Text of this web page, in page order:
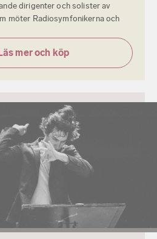
dirigenter och solister av
möter Radiosymfonikerna och
Läs mer och köp